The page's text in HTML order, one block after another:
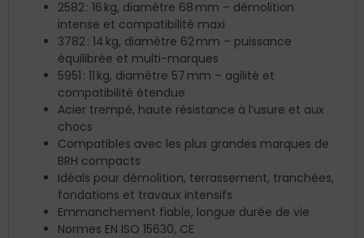
2582 : 16 kg, diamètre 68 mm – démolition
intense et compatibilité maxi
3782 : 14 kg, diamètre 62 mm – puissance
équilibrée et multi-marques
5951 : 11 kg, diamètre 57 mm – agilité et
compatibilité étendue
Acier trempé, haute résistance à l’usure et aux
chocs
Compatibles avec les plus grandes marques de
BRH compacts
Idéals pour démolition, terrassement, tranchées,
fondations et travaux intensifs
Emmanchement fiable, longue durée de vie
Normes EN ISO 15630, CE